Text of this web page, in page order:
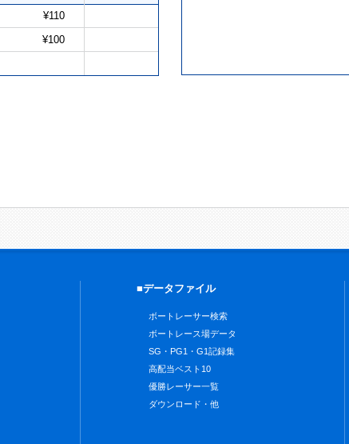
¥110
¥100
■データファイル
ボートレーサー検索
ボートレース場データ
SG・PG1・G1記録集
高配当ベスト10
優勝レーサー一覧
ダウンロード・他